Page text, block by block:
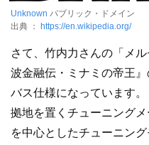
Unknown パブリック・ドメイン
出典 ：
https://en.wikipedia.org/
さて、竹内力さんの「メ
波金融伝・ミナミの帝王
バス仕様になっています
拠地を置くチューニング
を中心としたチューニン